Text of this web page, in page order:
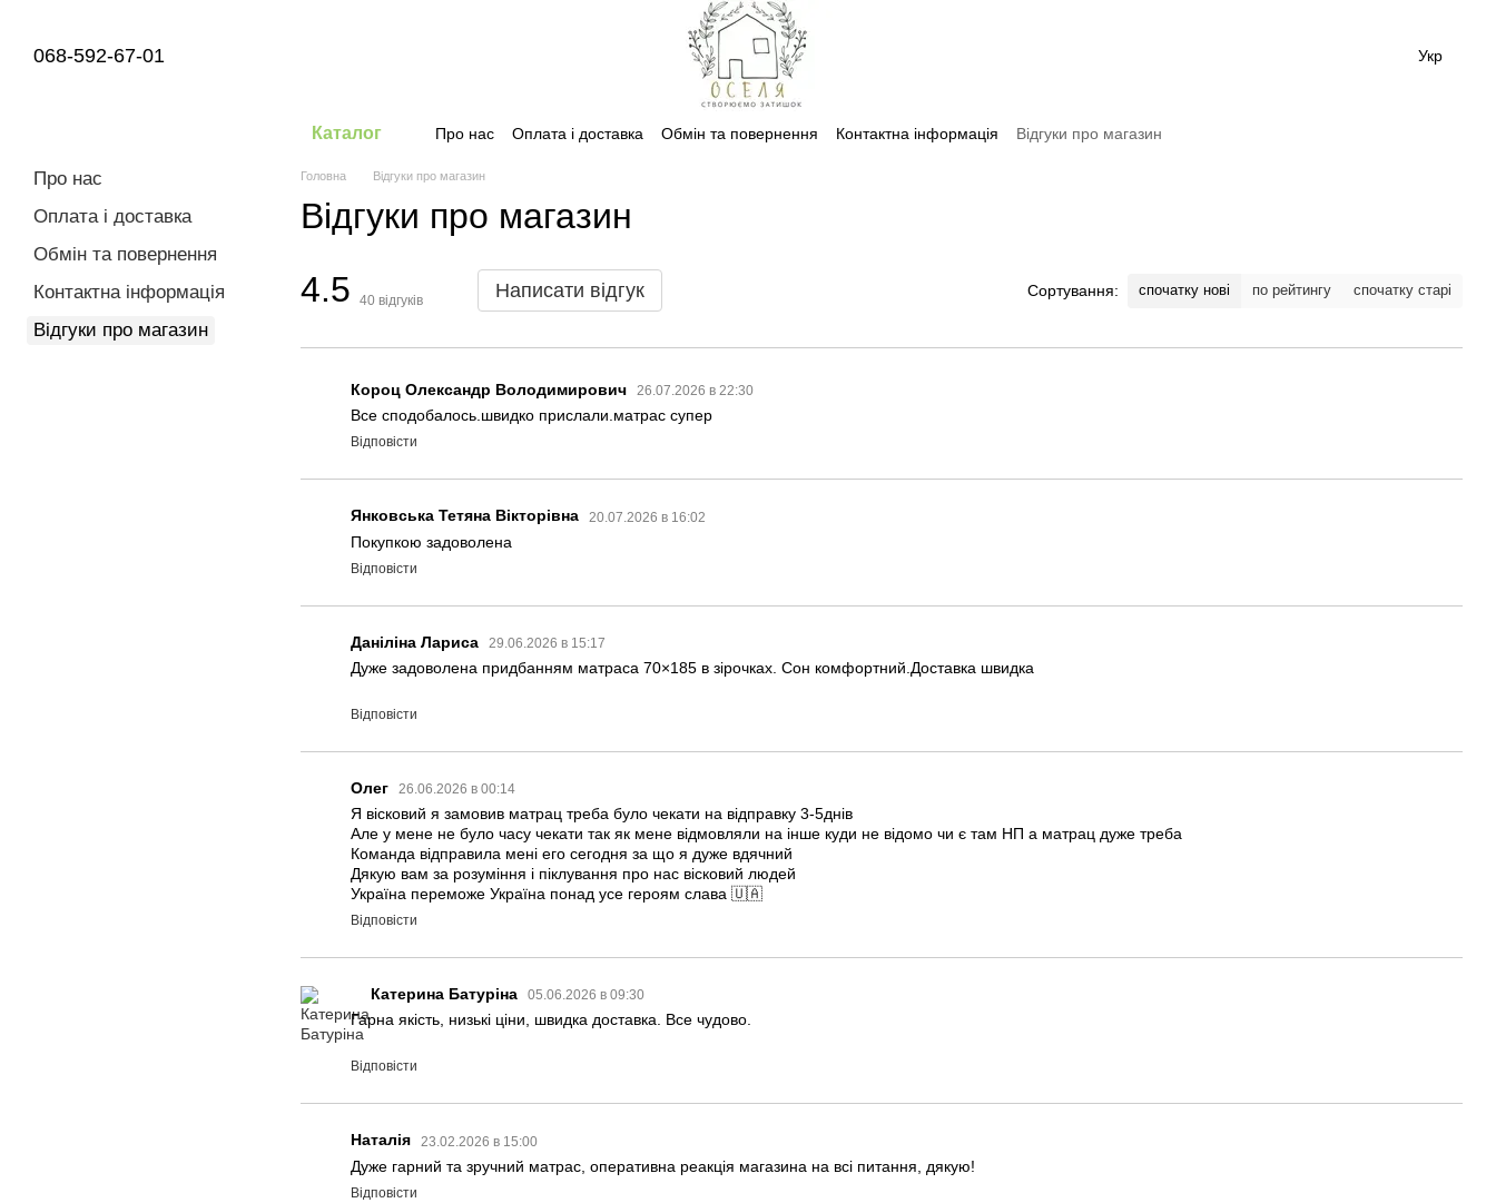
068-592-67-01 Укр
Каталог Про нас Оплата і доставка Обмін та повернення Контактна інформація Відгуки про магазин
Головна Відгуки про магазин
Відгуки про магазин
4.5
40 відгуків Написати відгук Сортування: спочатку нові по рейтингу спочатку старі
Короц Олександр Володимирович 26.07.2026 в 22:30
Все сподобалось.швидко прислали.матрас супер
Відповісти
Янковська Тетяна Вікторівна 20.07.2026 в 16:02
Покупкою задоволена
Відповісти
Даніліна Лариса 29.06.2026 в 15:17
Дуже задоволена придбанням матраса 70×185 в зірочках. Сон комфортний.Доставка швидка
Відповісти
Олег 26.06.2026 в 00:14
Я вісковий я замовив матрац треба було чекати на відправку 3-5днів
Але у мене не було часу чекати так як мене відмовляли на інше куди не відомо чи є там НП а матрац дуже треба
Команда відправила мені его сегодня за що я дуже вдячний
Дякую вам за розуміння і піклування про нас вісковий людей
Україна переможе Україна понад усе героям слава 🇺🇦
Відповісти
Катерина Батуріна 05.06.2026 в 09:30
Гарна якість, низькі ціни, швидка доставка. Все чудово.
Відповісти
Наталія 23.02.2026 в 15:00
Дуже гарний та зручний матрас, оперативна реакція магазина на всі питання, дякую!
Відповісти
Про нас
Оплата і доставка
Обмін та повернення
Контактна інформація
Відгуки про магазин